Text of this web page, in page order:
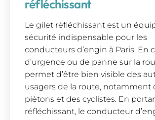
réfléchissant
Le gilet réfléchissant est un
sécurité indispensable pour les
conducteurs d’engin à Paris. En
d’urgence ou de panne sur la
permet d’être bien visible des
usagers de la route, notamment
piétons et des cyclistes. En
réfléchissant, le conducteur